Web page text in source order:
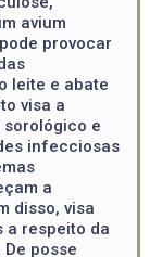
avium
provocar
leite e abate
visa a
e
infecciosas
a
disso, visa
a respeito da
posse